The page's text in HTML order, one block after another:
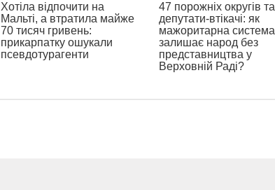
Хотіла відпочити на
Мальті, а втратила майже
70 тисяч гривень:
прикарпатку ошукали
псевдотурагенти
47 порожніх округів та
депутати-втікачі: як
мажоритарна система
залишає народ без
представництва у
Верховній Раді?